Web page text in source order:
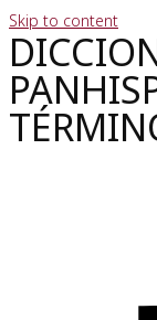
Skip to content